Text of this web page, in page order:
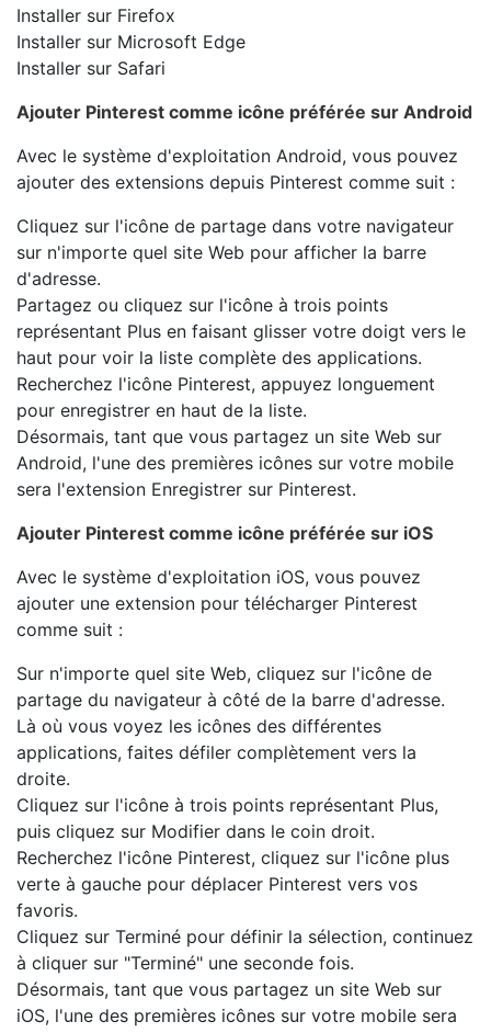
Installer sur Firefox
Installer sur Microsoft Edge
Installer sur Safari
Ajouter Pinterest comme icône préférée sur Android
Avec le système d'exploitation Android, vous pouvez
ajouter des extensions depuis Pinterest comme suit :
Cliquez sur l'icône de partage dans votre navigateur
sur n'importe quel site Web pour afficher la barre
d'adresse.
Partagez ou cliquez sur l'icône à trois points
représentant Plus en faisant glisser votre doigt vers le
haut pour voir la liste complète des applications.
Recherchez l'icône Pinterest, appuyez longuement
pour enregistrer en haut de la liste.
Désormais, tant que vous partagez un site Web sur
Android, l'une des premières icônes sur votre mobile
sera l'extension Enregistrer sur Pinterest.
Ajouter Pinterest comme icône préférée sur iOS
Avec le système d'exploitation iOS, vous pouvez
ajouter une extension pour télécharger Pinterest
comme suit :
Sur n'importe quel site Web, cliquez sur l'icône de
partage du navigateur à côté de la barre d'adresse.
Là où vous voyez les icônes des différentes
applications, faites défiler complètement vers la
droite.
Cliquez sur l'icône à trois points représentant Plus,
puis cliquez sur Modifier dans le coin droit.
Recherchez l'icône Pinterest, cliquez sur l'icône plus
verte à gauche pour déplacer Pinterest vers vos
favoris.
Cliquez sur Terminé pour définir la sélection, continuez
à cliquer sur "Terminé" une seconde fois.
Désormais, tant que vous partagez un site Web sur
iOS, l'une des premières icônes sur votre mobile sera